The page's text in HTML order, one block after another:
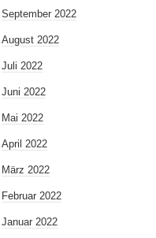
September 2022
August 2022
Juli 2022
Juni 2022
Mai 2022
April 2022
März 2022
Februar 2022
Januar 2022